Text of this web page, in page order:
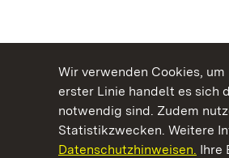
Wir verwenden Cookies,
erster Linie handelt es sich
notwendig sind. Zudem
Statistikzwecken. Weitere
Datenschutzhinweisen. Ihre